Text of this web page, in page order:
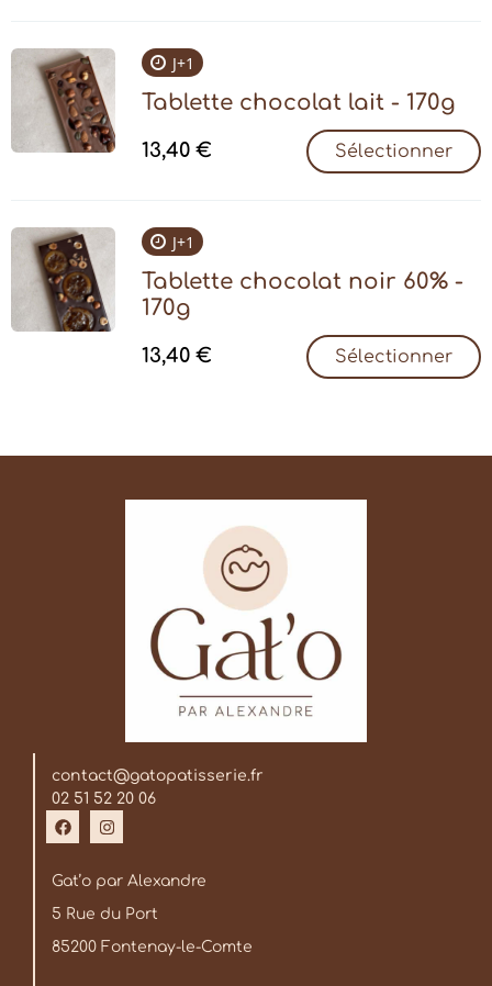
J+1
Tablette chocolat lait - 170g
13,40 € Sélectionner
J+1
Tablette chocolat noir 60% -
170g
13,40 € Sélectionner
contact@gatopatisserie.fr
02 51 52 20 06
Gat’o par Alexandre
5 Rue du Port
85200 Fontenay-le-Comte